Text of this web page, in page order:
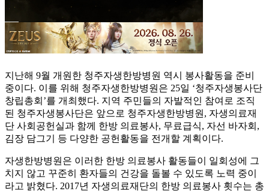
지난해 9월 개원한 청주자생한방병원 역시 봉사활동을 준비
중이다. 이를 위해 청주자생한방병원은 25일 ‘청주자생봉사단
창립총회’를 개최했다. 지역 주민들의 자발적인 참여로 조직
된 청주자생봉사단은 앞으로 청주자생한방병원, 자생의료재
단 사회공헌실과 함께 한방 의료봉사, 무료급식, 자선 바자회,
김장 담그기 등 다양한 공헌활동을 전개할 계획이다.
자생한방병원은 이러한 한방 의료봉사 활동들이 일회성에 그
치지 않고 꾸준히 환자들의 건강을 돌볼 수 있도록 노력 중이
라고 밝혔다. 2017년 자생의료재단의 한방 의료봉사 횟수는 총